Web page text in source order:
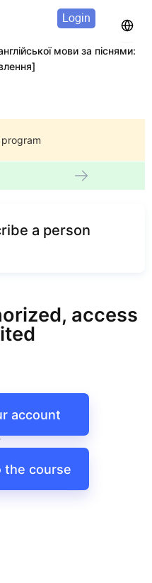
Login
мови за піснями:
a person
access
account
the course